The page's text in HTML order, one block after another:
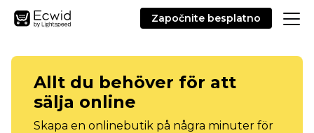
Započnite besplatno
Allt du behöver för att
sälja online
Skapa en onlinebutik på några minuter för